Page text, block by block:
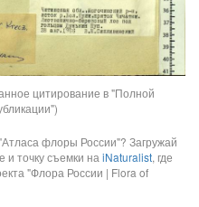
цитирование в "Полной
флоры России"? Загружай
и точку съемки на iNaturalist, где
"Флора России | Flora of